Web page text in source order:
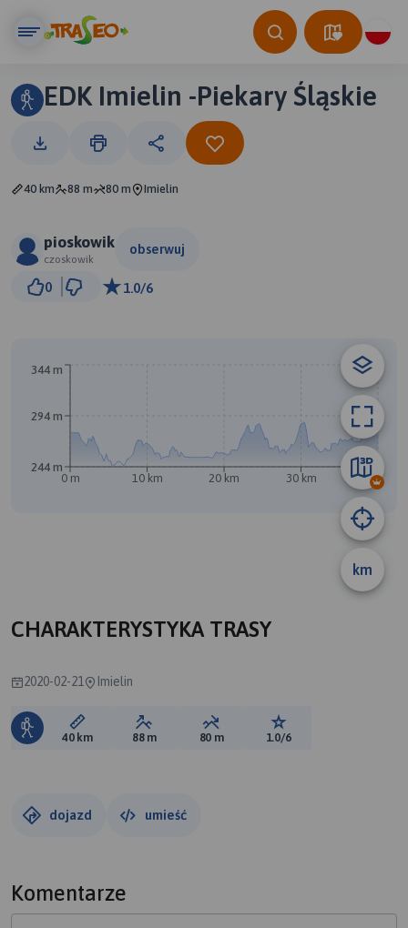
EDK Imielin -Piekary Śląskie
40 km 88 m 80 m Imielin
pioskowik
czoskowik
obserwuj
0 1.0/6
km
0 m 10 km 20 km 30 km 40 km
244 m
294 m
344 m
CHARAKTERYSTYKA TRASY
2020-02-21 Imielin
Długość trasy:
40 km Suma przewyższeń:
88 m Suma spadków:
80 m Ocena trasy:
1.0/6
dojazd umieść
Komentarze